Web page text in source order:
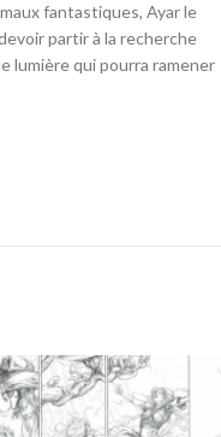
fantastiques, Ayar le
partir à la recherche
lumière qui pourra ramener